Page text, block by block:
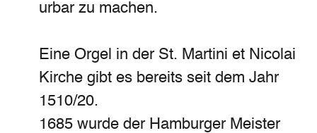
urbar zu machen.
Eine Orgel in der St. Martini et Nicolai
Kirche gibt es bereits seit dem Jahr
1510/20.
1685 wurde der Hamburger Meister